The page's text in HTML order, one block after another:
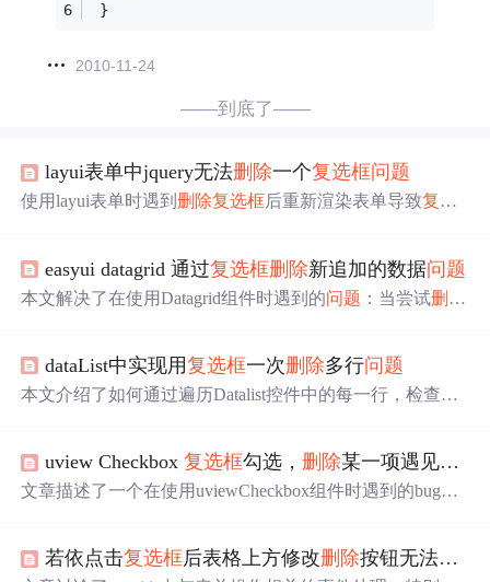
}
2010-11-24
——到底了——
layui表单中jquery无法删除一个复选框问题
使用layui表单时遇到删除复选框后重新渲染表单导致复选
easyui datagrid 通过复选框删除新追加的数据问题
本文解决了在使用Datagrid组件时遇到的问题 ：当尝试删除
问题。
dataList中实现用复选框一次删除多行问题
本文介绍了如何通过遍历Datalist控件中的每一行，检查复
编程技能。
uview Checkbox复选框勾选，删除某一项遇见的bug，复用导致的
文章描述了一个在使用uviewCheckbox组件时遇到的bug，
务的唯一ID后解决。这可能是由于Vue的列表复用机制导
若依点击复选框后表格上方修改删除按钮无法使用